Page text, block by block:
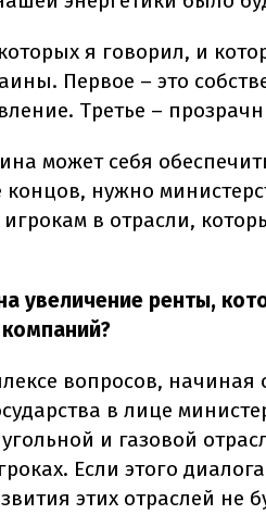
я говорил, и
Первое – это
Третье –
может себя
нужно
в отрасли,
увеличение ренты,
вопросов, начиная
в лице
и газовой
Если этого
этих отраслей не